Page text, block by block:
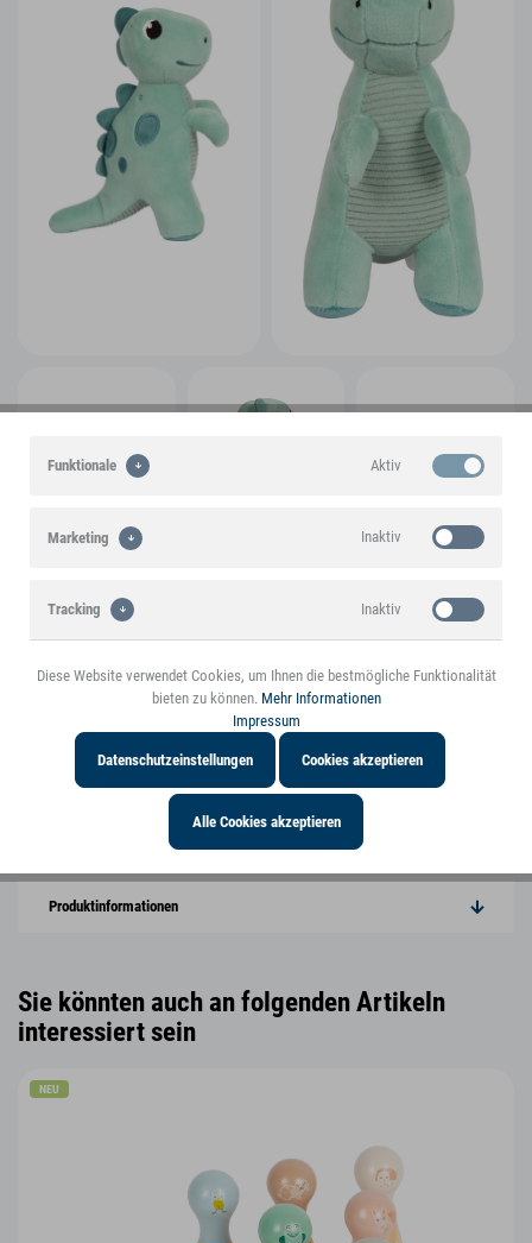
Highlights
Produktinformationen
Sie könnten auch an folgenden Artikeln
interessiert sein
NEU
Funktionale Aktiv
Marketing Inaktiv
Tracking Inaktiv
Personalisierung Inaktiv
Diese Website verwendet Cookies, um Ihnen die bestmögliche Funktionalität
bieten zu können. Mehr Informationen
Impressum
Datenschutzeinstellungen Cookies akzeptieren
Alle Cookies akzeptieren